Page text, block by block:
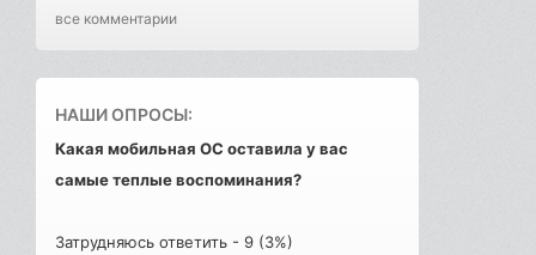
все комментарии
НАШИ ОПРОСЫ:
Какая мобильная ОС оставила у вас
самые теплые воспоминания?
Затрудняюсь ответить - 9 (3%)